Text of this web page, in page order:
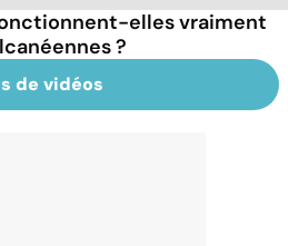
elles vraiment
?
de vidéos